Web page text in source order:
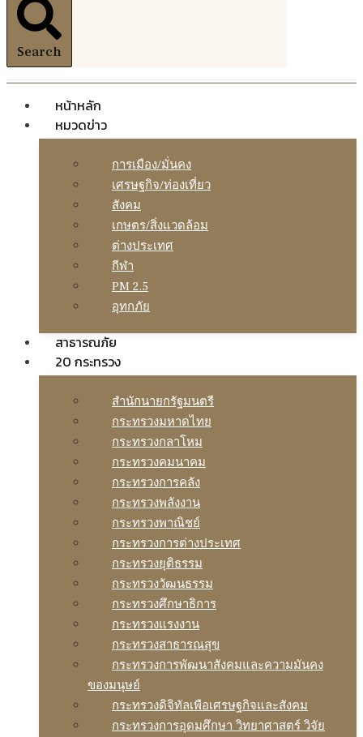
Search
หน้าหลัก
หมวดข่าว
การเมือง/มั่นคง
เศรษฐกิจ/ท่องเที่ยว
สังคม
เกษตร/สิ่งแวดล้อม
ต่างประเทศ
กีฬา
PM 2.5
อุทกภัย
สาธารณภัย
20 กระทรวง
สํานักนายกรัฐมนตรี
กระทรวงมหาดไทย
กระทรวงกลาโหม
กระทรวงคมนาคม
กระทรวงการคลัง
กระทรวงพลังงาน
กระทรวงพาณิชย์
กระทรวงการต่างประเทศ
กระทรวงยุติธรรม
กระทรวงวัฒนธรรม
กระทรวงศึกษาธิการ
กระทรวงแรงงาน
กระทรวงสาธารณสุข
กระทรวงการพัฒนาสังคมและความมันคง
ของมนุษย์
กระทรวงดิจิทัลเพือเศรษฐกิจและสังคม
กระทรวงการอุดมศึกษา วิทยาศาสตร์ วิจัย